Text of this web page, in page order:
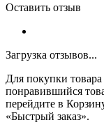
Оставить отзыв
Загрузка отзывов...
Для покупки
понравившийся
перейдите в
«Быстрый заказ».